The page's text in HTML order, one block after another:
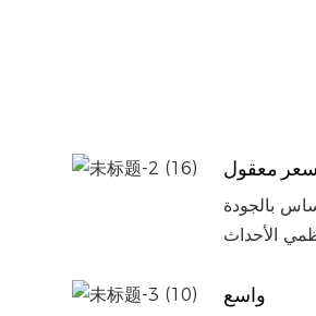
معقول
بالجودة
واسع